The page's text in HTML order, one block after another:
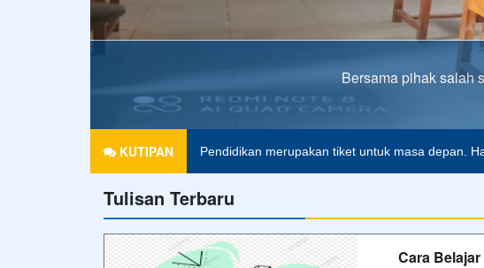
Bersama pihak salah
KUTIPAN Pendidikan merupakan tiket untuk masa depan.
Agama tanpa ilmu pengetahuan adalah buta.
Tulisan Terbaru
Cara